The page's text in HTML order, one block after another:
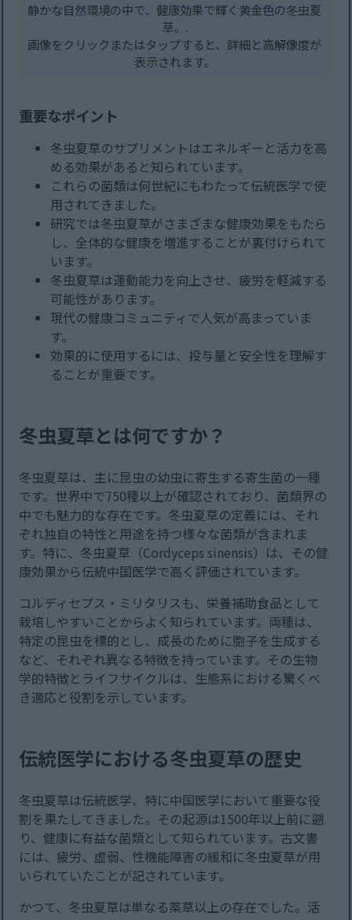
静かな自然環境の中で、健康効果で輝く黄金色の冬虫夏
草。.
画像をクリックまたはタップすると、詳細と高解像度が
表示されます。
重要なポイント
冬虫夏草のサプリメントはエネルギーと活力を高
める効果があると知られています。
これらの菌類は何世紀にもわたって伝統医学で使
用されてきました。
研究では冬虫夏草がさまざまな健康効果をもたら
し、全体的な健康を増進することが裏付けられて
います。
冬虫夏草は運動能力を向上させ、疲労を軽減する
可能性があります。
現代の健康コミュニティで人気が高まっていま
す。
効果的に使用するには、投与量と安全性を理解す
ることが重要です。
冬虫夏草とは何ですか？
冬虫夏草は、主に昆虫の幼虫に寄生する寄生菌の一種
です。世界中で750種以上が確認されており、菌類界の
中でも魅力的な存在です。冬虫夏草の定義には、それ
ぞれ独自の特性と用途を持つ様々な菌類が含まれま
す。特に、冬虫夏草（Cordyceps sinensis）は、その健
康効果から伝統中国医学で高く評価されています。
コルディセプス・ミリタリスも、栄養補助食品として
栽培しやすいことからよく知られています。両種は、
特定の昆虫を標的とし、成長のために胞子を生成する
など、それぞれ異なる特徴を持っています。その生物
学的特徴とライフサイクルは、生態系における驚くべ
き適応と役割を示しています。
伝統医学における冬虫夏草の歴史
冬虫夏草は伝統医学、特に中国医学において重要な役
割を果たしてきました。その起源は1500年以上前に遡
り、健康に有益な菌類として知られています。古文書
には、疲労、虚弱、性機能障害の緩和に冬虫夏草が用
いられていたことが記されています。
かつて、冬虫夏草は単なる薬草以上の存在でした。活